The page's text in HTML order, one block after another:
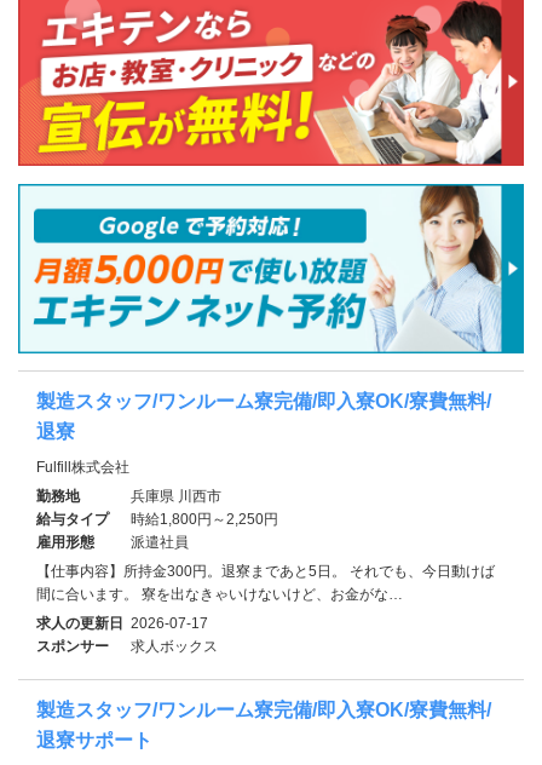
製造スタッフ/ワンルーム寮完備/即入寮OK/寮費無料/
退寮
Fulfill株式会社
勤務地
兵庫県 川西市
給与タイプ
時給1,800円～2,250円
雇用形態
派遣社員
【仕事内容】所持金300円。退寮まであと5日。 それでも、今日動けば
間に合います。 寮を出なきゃいけないけど、お金がな…
求人の更新日 2026-07-17
スポンサー
求人ボックス
製造スタッフ/ワンルーム寮完備/即入寮OK/寮費無料/
退寮サポート